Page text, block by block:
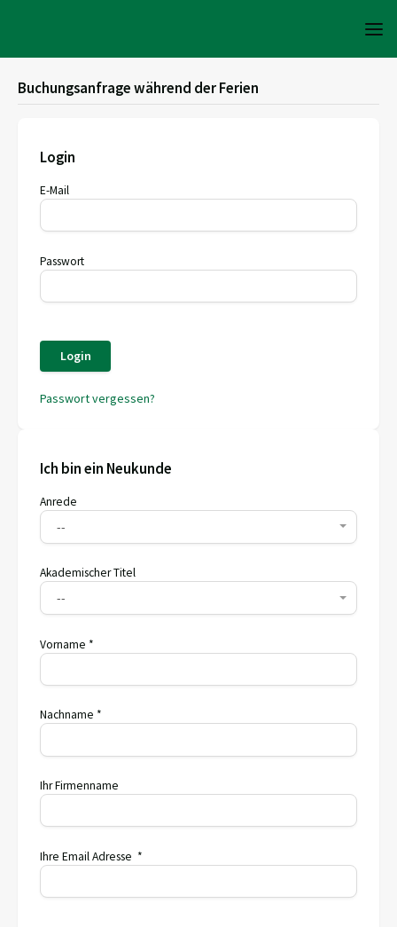
Buchungsanfrage während der Ferien
Login
E-Mail
Passwort
Login
Passwort vergessen?
Ich bin ein Neukunde
Anrede
--
Akademischer Titel
--
Vorname *
Nachname *
Ihr Firmenname
Ihre Email Adresse *